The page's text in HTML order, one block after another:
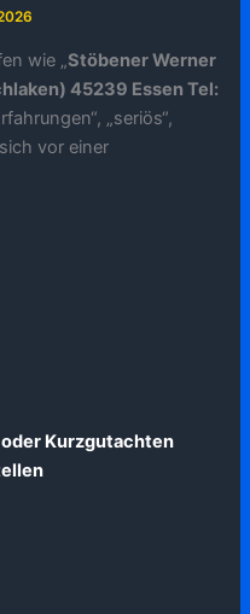
wie „Stöbener Werner
45239 Essen Tel:
„seriös“,
vor einer
Kurzgutachten